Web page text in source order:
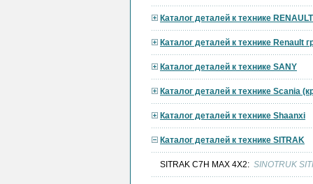
Каталог деталей к технике RENAULT
Каталог деталей к технике Renault
Каталог деталей к технике SANY
Каталог деталей к технике Scania
Каталог деталей к технике Shaanxi
Каталог деталей к технике SITRAK
SITRAK C7H MAX 4X2: SINOTRUK